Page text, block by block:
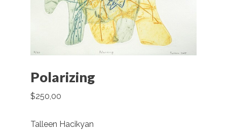
Polarizing
$250,00
Talleen Hacikyan